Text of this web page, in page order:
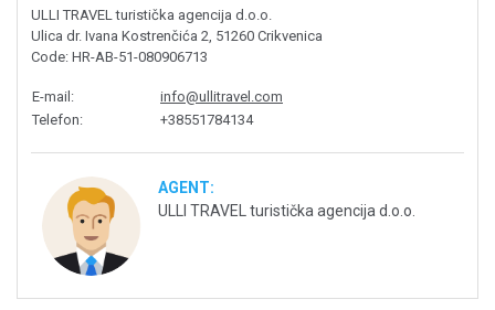
ULLI TRAVEL turistička agencija d.o.o.
Ulica dr. Ivana Kostrenčića 2, 51260 Crikvenica
Code: HR-AB-51-080906713
E-mail :
info@ullitravel.com
Telefon: +38551784134
AGENT:
ULLI TRAVEL turistička agencija d.o.o.